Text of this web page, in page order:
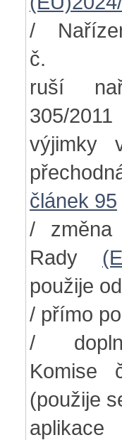
/
ruší
305/
článek 95
/ změna
Rady
použije
/ přímo
/
(použije